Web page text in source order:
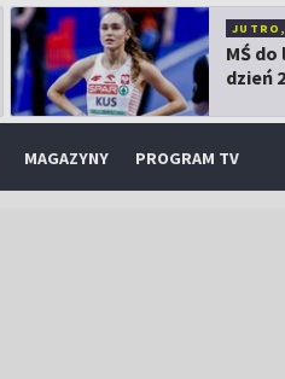
MŚ
dzień
MAGAZYNY PROGRAM TV